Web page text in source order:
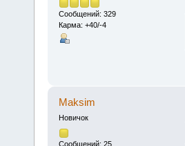
Сообщений: 329
Карма: +40/-4
Maksim
Новичок
Сообщений: 25